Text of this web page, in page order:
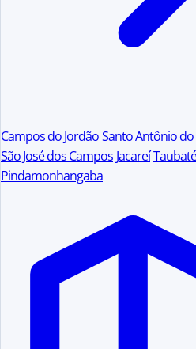
Campos do JordãoSanto Antônio do
São José dos Campos JacareíTaubaté
Pindamonhangaba